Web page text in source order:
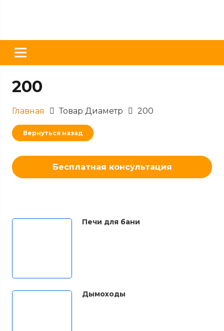
200
Главная Товар Диаметр 200
Вернуться назад
Бесплатная консультация
Печи для бани
Дымоходы